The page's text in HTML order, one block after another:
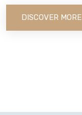
DISCOVER MORE